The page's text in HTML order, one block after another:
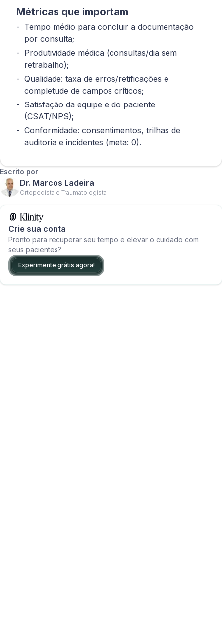
Métricas que importam
Tempo médio para concluir a documentação
por consulta;
Produtividade médica (consultas/dia sem
retrabalho);
Qualidade: taxa de erros/retificações e
completude de campos críticos;
Satisfação da equipe e do paciente
(CSAT/NPS);
Conformidade: consentimentos, trilhas de
auditoria e incidentes (meta: 0).
Escrito por
Dr. Marcos Ladeira
Ortopedista e Traumatologista
Crie sua conta
Pronto para recuperar seu tempo e elevar o cuidado com
seus pacientes?
Experimente grátis agora!